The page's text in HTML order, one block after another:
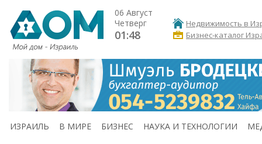
06 Август
Четверг
01:48
Недвижимость в
Бизнес-каталог
ИЗРАИЛЬ В МИРЕ БИЗНЕС НАУКА И ТЕХНОЛОГИИ